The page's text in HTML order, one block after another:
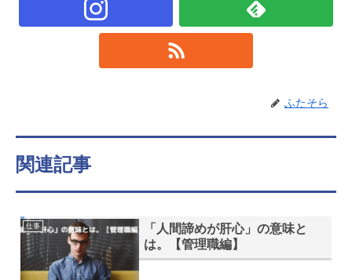
ふたそら
関連記事
仕事
「人間諦めが肝心」の意味と
は。【管理職編】